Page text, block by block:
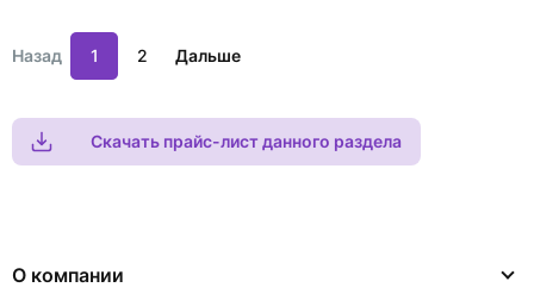
Назад 1 2 Дальше
Скачать прайс-лист данного раздела
О компании